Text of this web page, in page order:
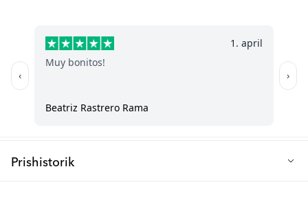
Q: Er kopperne sikre for mit barn?
Helt bestemt! Alle vores Mini Cups er fremstillet af højkvalitets
materialer, der er 100% BPA-fri og dermed helt sikre for dit barn.
Den bløde drikketud er skånsom mod barnets gummer og første
Disse 230ml kopper er perfekte til babyer fra 4+ måneder. De er
Prishistorik